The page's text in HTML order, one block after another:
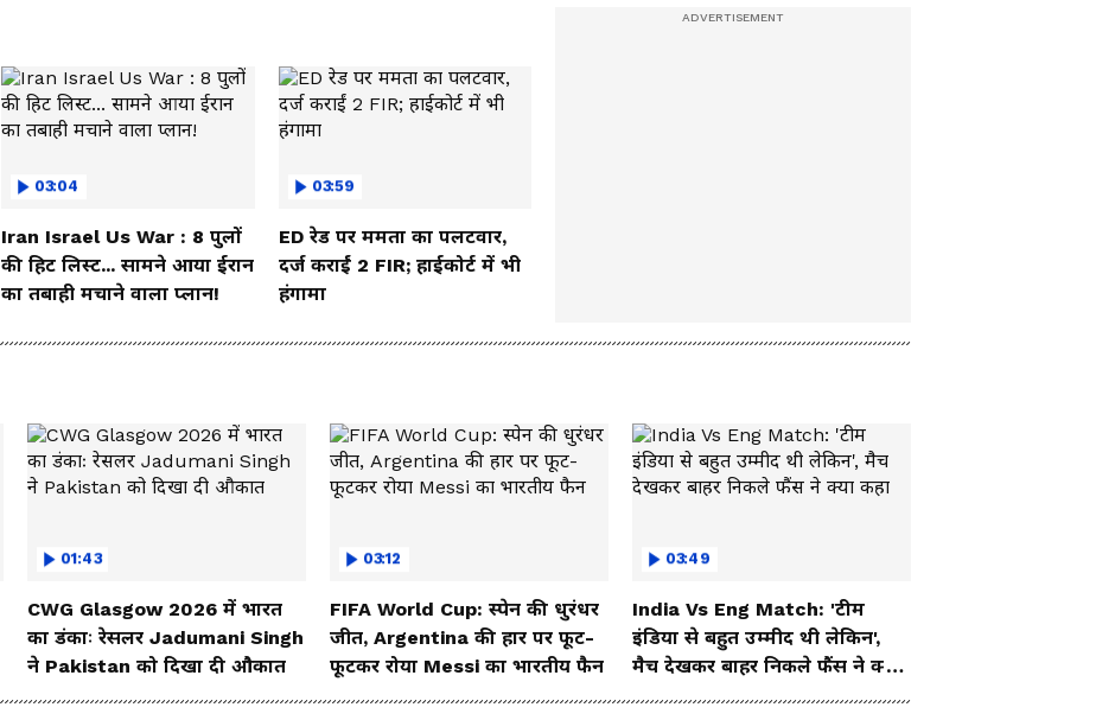
Jammu Mansoon : जम्मू
03:04
Iran Israel Us War : 8 पुलों
की हिट लिस्ट... सामने आया ईरान
का तबाही मचाने वाला प्लान!
03:59
ED रेड पर ममता का पलटवार,
दर्ज कराईं 2 FIR; हाईकोर्ट में भी
हंगामा
01:43
CWG Glasgow 2026 में भारत
का डंकाः रेसलर Jadumani Singh
ने Pakistan को दिखा दी औकात
03:12
FIFA World Cup: स्पेन की धुरंधर
जीत, Argentina की हार पर फूट-
फूटकर रोया Messi का भारतीय फैन
03:49
India Vs Eng Match: 'टीम
इंडिया से बहुत उम्मीद थी लेकिन',
मैच देखकर बाहर निकले फैंस ने क्या